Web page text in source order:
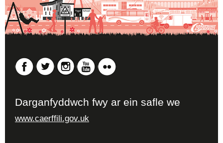
Darganfyddwch fwy ar ein safle we
www.caerffili.gov.uk